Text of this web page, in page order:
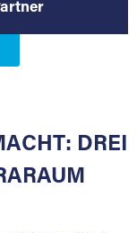
in
Miete, der
gebaut
DREI